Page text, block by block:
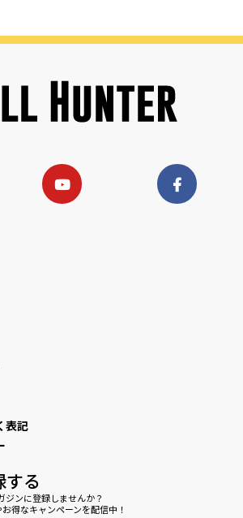
表記
する
ンに登録しませんか？
得なキャンペーンを配信中！